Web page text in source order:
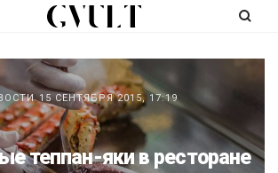
15 СЕНТЯБРЯ 2015, 17:19
теппан-яки в ресторане